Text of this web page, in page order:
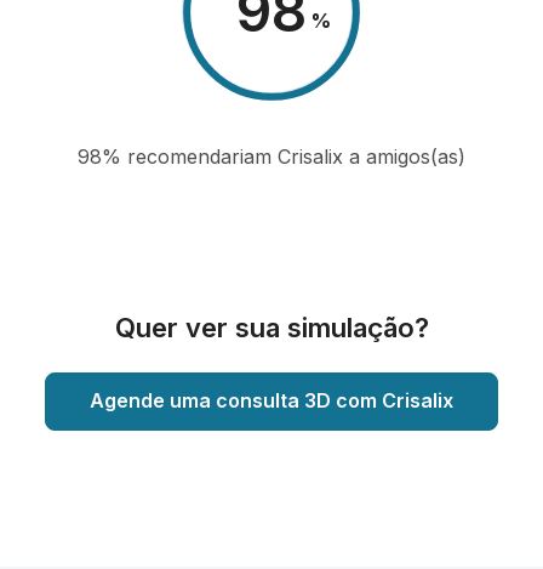
%
98% recomendariam Crisalix a amigos(as)
Quer ver sua simulação?
Agende uma consulta 3D com Crisalix